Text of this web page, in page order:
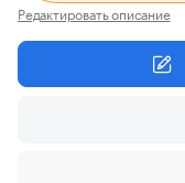
Редактировать описание